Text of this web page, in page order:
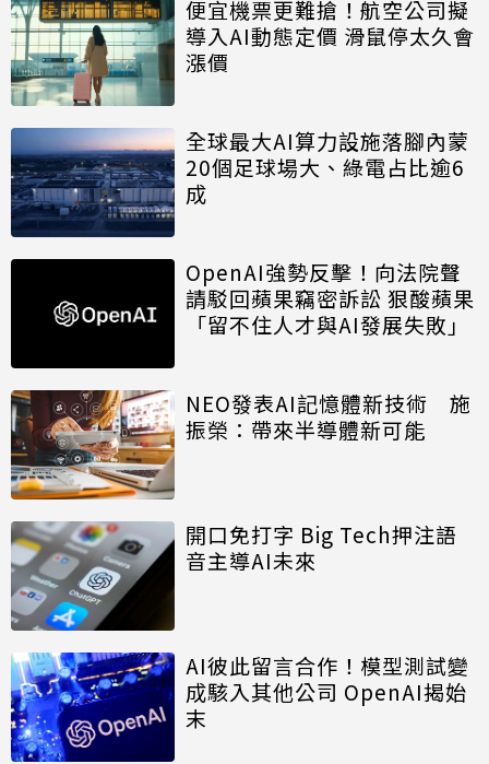
便宜機票更難搶！航空公司擬
導入AI動態定價 滑鼠停太久會
漲價
全球最大AI算力設施落腳內蒙
20個足球場大、綠電占比逾6
成
OpenAI強勢反擊！向法院聲
請駁回蘋果竊密訴訟 狠酸蘋果
「留不住人才與AI發展失敗」
NEO發表AI記憶體新技術 施
振榮：帶來半導體新可能
開口免打字 Big Tech押注語
音主導AI未來
AI彼此留言合作！模型測試變
成駭入其他公司 OpenAI揭始
末